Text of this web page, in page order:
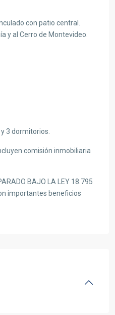
con patio central.
y al Cerro de Montevideo.
3 dormitorios.
comisión inmobiliaria
BAJO LA LEY 18.795
importantes beneficios